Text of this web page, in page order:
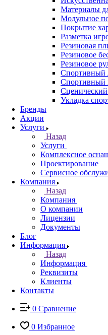
Материалы
Модульное
Покрытие
Разметка
Резиновая
Резиновое
Резиновое
Спортивный
Спортивный
Укладка
Бренды
Акции
Услуги
Назад
Услуги
Комплексное
Проектирование
Сервисное
Компания
Назад
Компания
О компании
Лицензии
Документы
Блог
Информация
Назад
Информация
Реквизиты
Клиенты
Контакты
0 Сравнение
0 Избранное